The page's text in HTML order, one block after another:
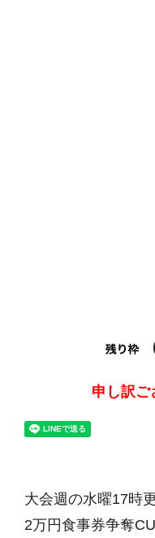
申し訳ご
大会週の水曜17時
2万円食事券争奪